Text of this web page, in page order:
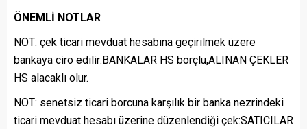
ÖNEMLİ NOTLAR
NOT: çek ticari mevduat hesabına geçirilmek üzere
bankaya ciro edilir:BANKALAR HS borçlu,ALINAN ÇEKLER
HS alacaklı olur.
NOT: senetsiz ticari borcuna karşılık bir banka nezrindeki
ticari mevduat hesabı üzerine düzenlendiği çek:SATICILAR